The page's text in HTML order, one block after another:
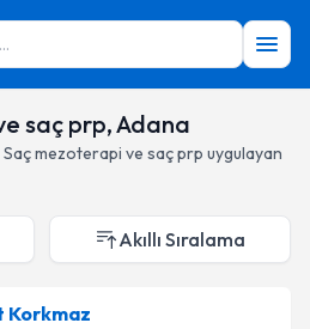
saç prp, Adana
Saç mezoterapi ve saç prp uygulayan
Akıllı Sıralama
Korkmaz